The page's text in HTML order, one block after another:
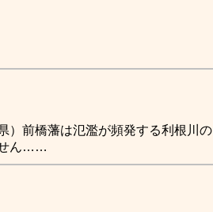
）前橋藩は氾濫が頻発する利根川の
せん……